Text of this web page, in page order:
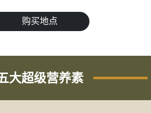
购买地点
大超级营养素